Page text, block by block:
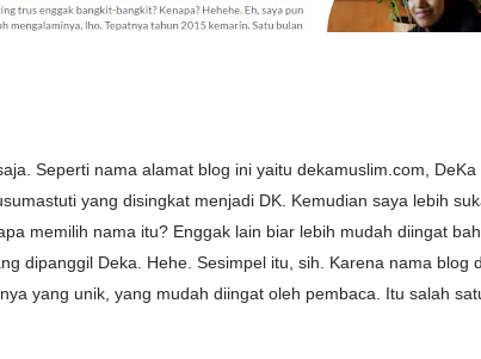
Seperti nama alamat blog ini yaitu dekamuslim.com, DeKa
yang disingkat menjadi DK. Kemudian saya lebih
memilih nama itu? Enggak lain biar lebih mudah diingat
dipanggil Deka. Hehe. Sesimpel itu, sih. Karena nama blog
yang unik, yang mudah diingat oleh pembaca. Itu salah